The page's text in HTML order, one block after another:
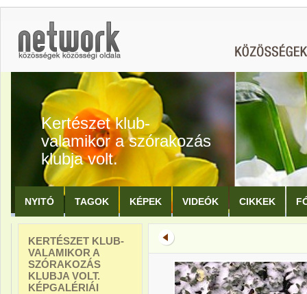
Kertészet klub-
valamikor a szórakozás
klubja volt.
NYITÓ TAGOK KÉPEK VIDEÓK CIKKEK
KERTÉSZET KLUB-
VALAMIKOR A
SZÓRAKOZÁS
KLUBJA VOLT.
KÉPGALÉRIÁI